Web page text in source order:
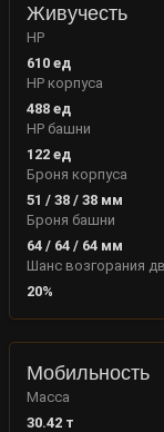
Живучесть
HP
610ед
HP корпуса
488ед
HP башни
122ед
Броня корпуса
51 / 38/ 38мм
Броня башни
64 / 64 / 64 мм
Шанс возгорания
20%
Мобильность
Масса
30.42т